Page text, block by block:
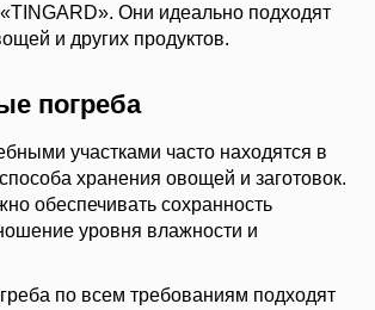
Они идеально подходят
и других продуктов.
погреба
участками часто находятся в
хранения овощей и заготовок.
обеспечивать сохранность
уровня влажности и
по всем требованиям подходят